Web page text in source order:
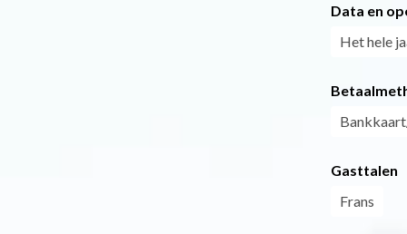
Data en
Het hele
Gasttalen
Frans